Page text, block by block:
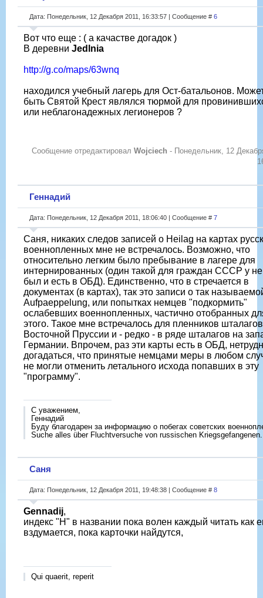
Дата: Понедельник, 12 Декабря 2011, 16:33:57 | Сообщение # 6
Вот что еще : ( а качастве догадок )
В деревни Jedlnia
http://g.co/maps/63wnq
находился учебный лагерь для Ост-батальонов.
быть Святой Крест являлся тюрмой для
или неблагонадежных легионеров ?
Сообщение отредактировал Wojciech - Понедельник, 12
Геннадий
Дата: Понедельник, 12 Декабря 2011, 18:06:40 | Сообщение # 7
Саня, никаких следов записей о Heilag на картах
военнопленных мне не встречалось. Возможно, что
относительно легким было пребывание в лагере для
интернированных (один такой для граждан СССР у
был и есть в ОБД). Единственно, что в стречается в
документах (в картах), так это записи о так
Aufpaeppelung, или попытках немцев "подкормить"
ослабевших военнопленных, частично отобранных
этого. Такое мне встречалось для пленников шталагов
Восточной Пруссии и - редко - в ряде шталагов на
Германии. Впрочем, раз эти карты есть в ОБД,
догадаться, что принятые немцами меры в любом
не могли отменить летального исхода попавших в эту
"программу".
С уважением,
Геннадий
Буду благодарен за информацию о побегах советских
Suche alles über Fluchtversuche von russischen Kriegsgefangenen.
Саня
Дата: Понедельник, 12 Декабря 2011, 19:48:38 | Сообщение # 8
Gennadij,
индекс "Н" в названии пока волен каждый читать как
вздумается, пока карточки найдутся,
Qui quaerit, reperit